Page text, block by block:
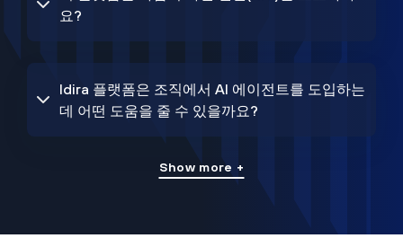
요?
Idira 플랫폼은 조직에서 AI 에이전트를 도입하는
데 어떤 도움을 줄 수 있을까요?
Show more +